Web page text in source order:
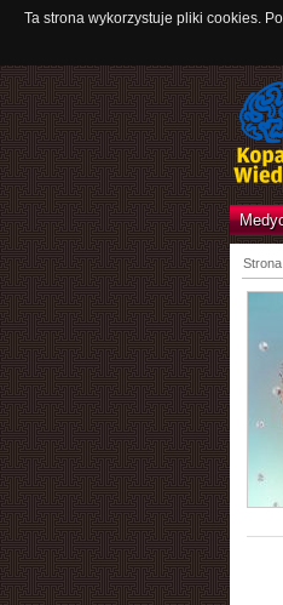
Ta strona wykorzystuje pliki cookies.
Strona